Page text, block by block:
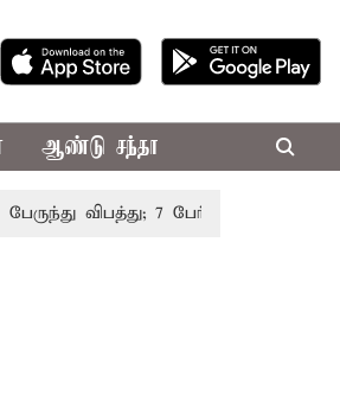
ஆண்டு சந்தா
விபத்து; 7 பேர் பலி - பிரதமர்